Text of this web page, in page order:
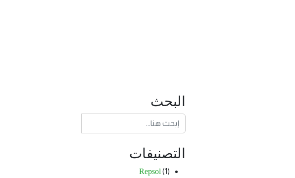
البحث
التصنيفات
Repsol (1)